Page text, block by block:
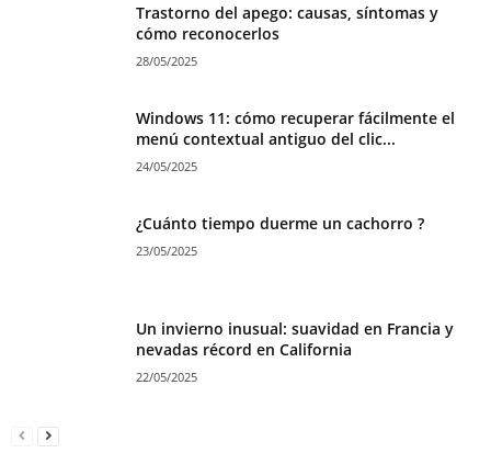
Trastorno del apego: causas, síntomas y
cómo reconocerlos
28/05/2025
Windows 11: cómo recuperar fácilmente el
menú contextual antiguo del clic...
24/05/2025
¿Cuánto tiempo duerme un cachorro ?
23/05/2025
Un invierno inusual: suavidad en Francia y
nevadas récord en California
22/05/2025